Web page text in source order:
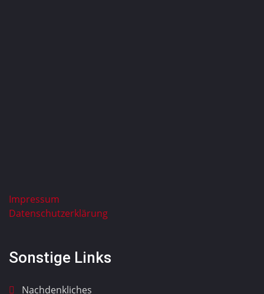
Impressum
Datenschutzerklärung
Sonstige Links
Nachdenkliches